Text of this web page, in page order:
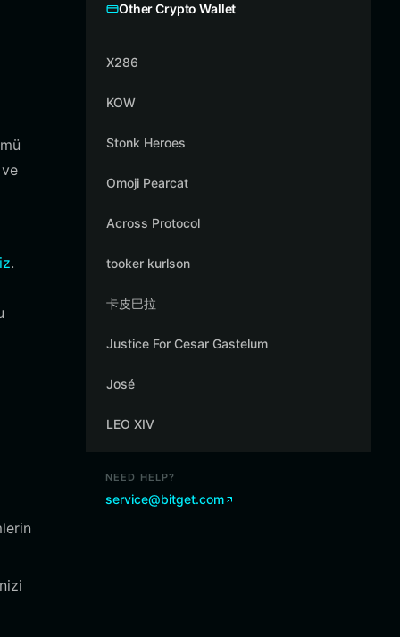
.
Other Crypto Wallet
X286
KOW
Stonk Heroes
Omoji Pearcat
Across Protocol
tooker kurlson
卡皮巴拉
Justice For Cesar Gastelum
José
LEO XIV
NEED HELP?
service@bitget.com